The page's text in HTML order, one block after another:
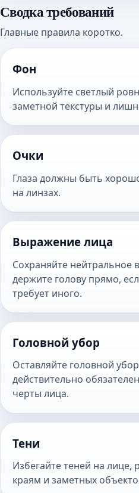
Сводка требований
Главные правила коротко.
Фон
Используйте светлый
заметной текстуры и
Очки
Глаза должны быть
на линзах.
Выражение лица
Сохраняйте нейтральное
держите голову прямо,
требует иного.
Головной убор
Оставляйте головной
действительно
черты лица.
Тени
Избегайте теней на лице,
краям и заметных